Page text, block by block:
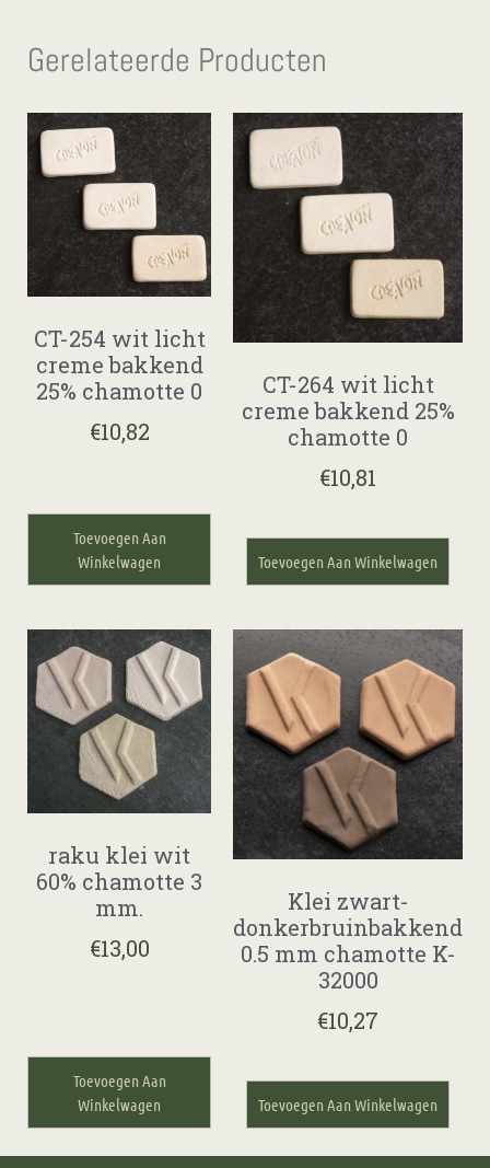
Gerelateerde Producten
CT-254 wit licht
creme bakkend
25% chamotte 0
€10,82
Toevoegen Aan
Winkelwagen
CT-264 wit licht
creme bakkend 25%
chamotte 0
€10,81
Toevoegen Aan Winkelwagen
raku klei wit
60% chamotte 3
mm.
€13,00
Toevoegen Aan
Winkelwagen
Klei zwart-
donkerbruinbakkend
0.5 mm chamotte K-
32000
€10,27
Toevoegen Aan Winkelwagen